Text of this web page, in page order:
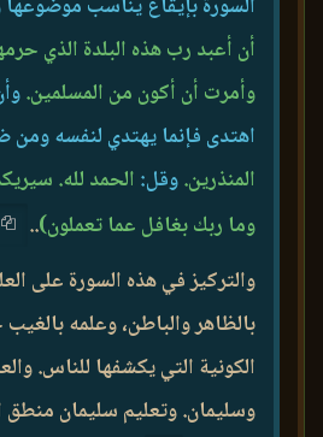
أن أعبد رب هذه البلدة الذي
وأمرت أن أكون من المسلمين.
اهتدى فإنما يهتدي لنفسه
المنذرين.وقل: الحمد لله.
وما ربك بغافل عما تعملون)..
والتركيز في هذه السورة على
بالظاهر والباطن، وعلمه
الكونية التي يكشفها للناس.
وسليمان. وتعليم سليمان منطق